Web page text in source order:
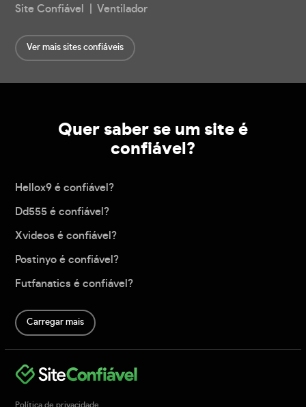
Site Confiável | Ventilador
Ver mais sites confiáveis
Quer saber se um site é
confiável?
Hellox9 é confiável?
Dd555 é confiável?
Xvideos é confiável?
Postinyo é confiável?
Futfanatics é confiável?
Carregar mais
Política de privacidade